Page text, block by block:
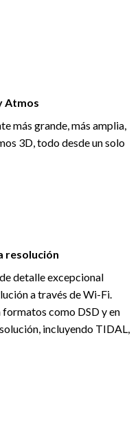
Atmos
más grande, más amplia,
3D, todo desde un solo
resolución
detalle excepcional
a través de Wi-Fi.
formatos como DSD y en
incluyendo TIDAL,